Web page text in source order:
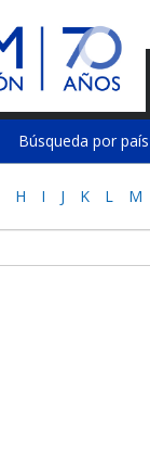
Búsqueda por país
H I J K L M